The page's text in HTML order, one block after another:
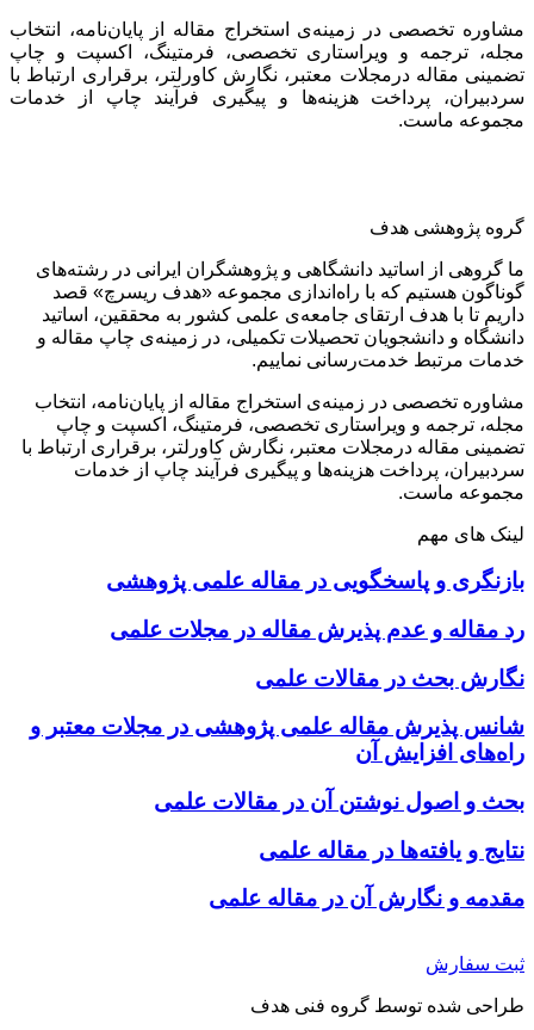
مشاوره تخصصی در زمینه‌ی استخراج مقاله از پایان‌نامه، انتخاب
مجله، ترجمه و ویراستاری تخصصی، فرمتینگ، اکسپت و چاپ
تضمینی مقاله درمجلات معتبر، نگارش کاورلتر، برقراری ارتباط با
سردبیران، پرداخت هزینه‌ها و پیگیری فرآیند چاپ از خدمات
مجموعه ماست.
گروه پژوهشی هدف
ما گروهی از اساتید دانشگاهی و پژوهشگران ایرانی در رشته‌های
گوناگون هستیم که با راه‌اندازی مجموعه «هدف ریسرچ» قصد
داریم تا با هدف ارتقای جامعه‌ی علمی کشور به محققین، اساتید
دانشگاه و دانشجویان تحصیلات تکمیلی، در زمینه‌ی چاپ مقاله و
خدمات مرتبط خدمت‌رسانی نماییم.
مشاوره تخصصی در زمینه‌ی استخراج مقاله از پایان‌نامه، انتخاب
مجله، ترجمه و ویراستاری تخصصی، فرمتینگ، اکسپت و چاپ
تضمینی مقاله درمجلات معتبر، نگارش کاورلتر، برقراری ارتباط با
سردبیران، پرداخت هزینه‌ها و پیگیری فرآیند چاپ از خدمات
مجموعه ماست.
لینک های مهم
بازنگری و پاسخگویی در مقاله علمی پژوهشی
رد مقاله و عدم پذیرش مقاله در مجلات علمی
نگارش بحث در مقالات علمی
شانس پذیرش مقاله علمی پژوهشی در مجلات معتبر و
راه‌های افزایش آن
بحث و اصول نوشتن آن در مقالات علمی
نتایج و یافته‌ها در مقاله علمی
مقدمه و نگارش آن در مقاله علمی
ثبت سفارش
طراحی شده توسط گروه فنی هدف